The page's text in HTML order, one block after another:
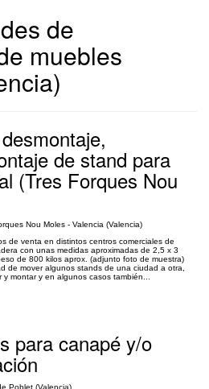
de
muebles
de stand para
(Tres Forques Nou
Nou Moles - Valencia (Valencia)
de venta en distintos centros comerciales de
con unas medidas aproximadas de 2,5 x 3
de 800 kilos aprox. (adjunto foto de muestra)
de mover algunos stands de una ciudad a otra,
montar y en algunos casos también...
para canapé y/o
Poblet (Valencia)